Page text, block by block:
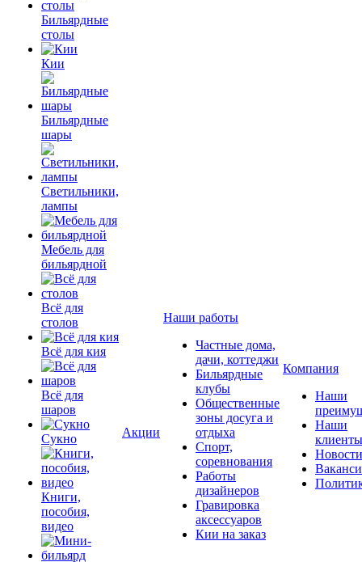
Бильярдные
столы
Кии
Бильярдные
шары
Светильники,
лампы
Мебель для
бильярдной
Всё для
столов
Всё для кия
Всё для
шаров
Сукно
Книги,
пособия,
видео
Акции
Наши работы
Частные дома,
дачи, коттеджи
Бильярдные
клубы
Общественные
зоны досуга и
отдыха
Спорт,
соревнования
Работы
дизайнеров
Гравировка
аксессуаров
Кии на заказ
Компания
Наши
Наши
клиенты
Новости